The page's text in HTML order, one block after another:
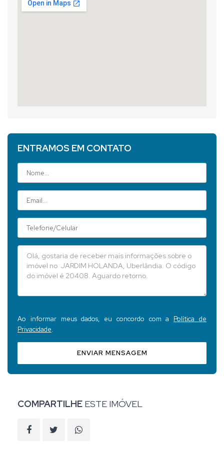
ENTRAMOS EM CONTATO
Ao informar meus dados, eu concordo com a Política de
Privacidade.
ENVIAR MENSAGEM
COMPARTILHE ESTE IMÓVEL